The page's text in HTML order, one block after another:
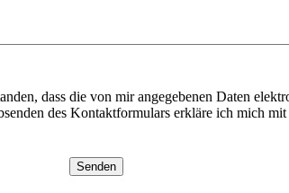
dass die von mir angegebenen Daten
des Kontaktformulars erkläre ich mich